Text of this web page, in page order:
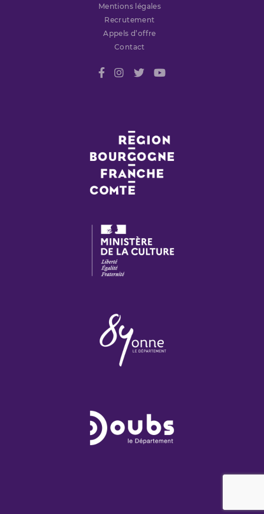
Mentions légales
Recrutement
Appels d’offre
Contact